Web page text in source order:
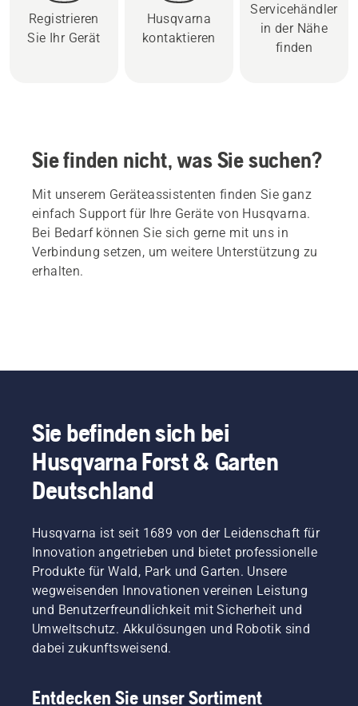
Registrieren
Sie Ihr Gerät
Husqvarna
kontaktieren
Servicehändler
in der Nähe
finden
Sie finden nicht, was Sie suchen?
Mit unserem Geräteassistenten finden Sie ganz
einfach Support für Ihre Geräte von Husqvarna.
Bei Bedarf können Sie sich gerne mit uns in
Verbindung setzen, um weitere Unterstützung zu
erhalten.
Sie befinden sich bei
Husqvarna Forst & Garten
Deutschland
Husqvarna ist seit 1689 von der Leidenschaft für
Innovation angetrieben und bietet professionelle
Produkte für Wald, Park und Garten. Unsere
wegweisenden Innovationen vereinen Leistung
und Benutzerfreundlichkeit mit Sicherheit und
Umweltschutz. Akkulösungen und Robotik sind
dabei zukunftsweisend.
Entdecken Sie unser Sortiment